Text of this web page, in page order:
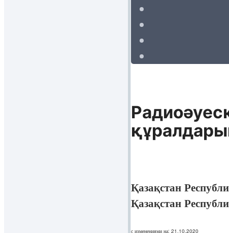
Қазақстан
Қазақстан
с изменениями на: 21.10.2020